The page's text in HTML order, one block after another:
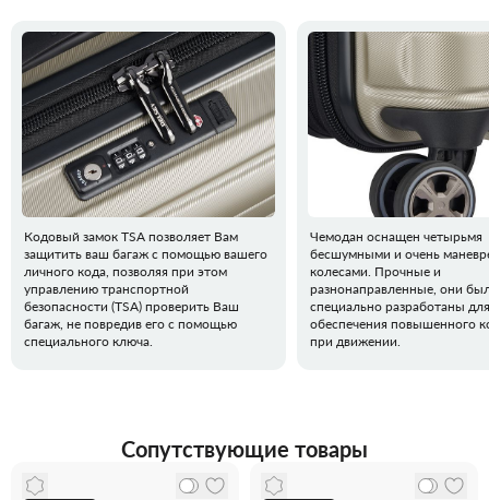
Кодовый замок TSA позволяет Вам
защитить ваш багаж с помощью вашего
личного кода, позволяя при этом
управлению транспортной
безопасности (TSA) проверить Ваш
багаж, не повредив его с помощью
специального ключа.
Чемодан оснащен четырьмя
бесшумными и очень
колесами. Прочные и
разнонаправленные, они
специально разработаны для
обеспечения повышенного
при движении.
Сопутствующие товары